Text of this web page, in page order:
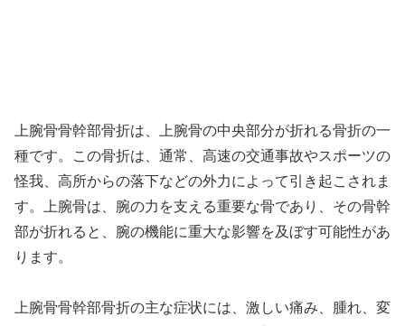
上腕骨骨幹部骨折は、上腕骨の中央部分が折れる骨折の一
種です。この骨折は、通常、高速の交通事故やスポーツの
怪我、高所からの落下などの外力によって引き起こされま
す。上腕骨は、腕の力を支える重要な骨であり、その骨幹
部が折れると、腕の機能に重大な影響を及ぼす可能性があ
ります。
上腕骨骨幹部骨折の主な症状には、激しい痛み、腫れ、変